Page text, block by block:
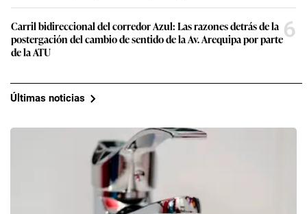
Carril bidireccional del corredor Azul: Las razones detrás de la
postergación del cambio de sentido de la Av. Arequipa por parte
de la ATU
6
Últimas noticias